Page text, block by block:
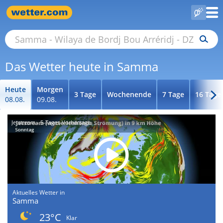
Das Wetter heute in Samma
Heute
08.08.
Morgen
09.08.
3 Tage Wochenende 7 Tage 16 Tage
Jetstream - 5-Tages-Vorhersage
Aktuelles Wetter in
Samma
23°C
Klar